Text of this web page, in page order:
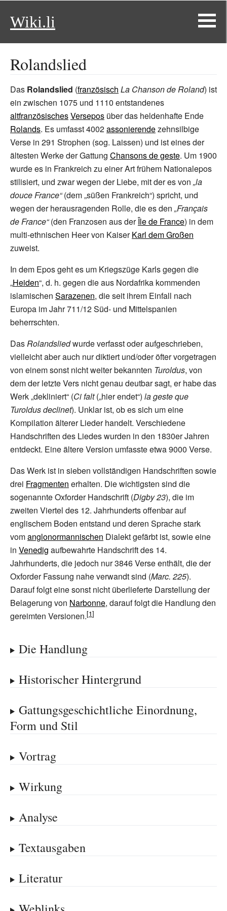
Wiki.li
Rolandslied
Das Rolandslied (französisch La Chanson de Roland) ist
ein zwischen 1075 und 1110 entstandenes
altfranzösischesVersepos über das heldenhafte Ende
Rolands. Es umfasst 4002assonierendezehnsilbige
Verse in 291 Strophen (sog. Laissen) und ist eines der
ältesten Werke der Gattung Chansons de geste. Um 1900
wurde es in Frankreich zu einer Art frühem Nationalepos
stilisiert, und zwar wegen der Liebe, mit der es von „la
douce France“(dem „süßen Frankreich“) spricht, und
wegen der herausragenden Rolle, die es den „Français
de France“(den Franzosen aus derÎle de France) in dem
multi-ethnischen Heer von KaiserKarl dem Großen
zuweist.
In dem Epos geht es um Kriegszüge Karls gegen die
„Heiden“, d. h. gegen die aus Nordafrika kommenden
islamischen Sarazenen, die seit ihrem Einfall nach
Europa im Jahr 711/12 Süd- und Mittelspanien
beherrschten.
DasRolandsliedwurde verfasst oder aufgeschrieben,
vielleicht aber auch nur diktiert und/oder öfter vorgetragen
von einem sonst nicht weiter bekannten Turoldus, von
dem der letzte Vers nicht genau deutbar sagt, er habe das
Werk „dekliniert“ (Ci falt(„hier endet“) la geste que
Turoldus declinet). Unklar ist, ob es sich um eine
Kompilation älterer Lieder handelt. Verschiedene
Handschriften des Liedes wurden in den 1830er Jahren
entdeckt. Eine ältere Version umfasste etwa 9000 Verse.
Das Werk ist in sieben vollständigen Handschriften sowie
drei Fragmenten erhalten. Die wichtigsten sind die
sogenannte Oxforder Handschrift (Digby 23), die im
zweiten Viertel des 12. Jahrhunderts offenbar auf
englischem Boden entstand und deren Sprache stark
vomanglonormannischen Dialekt gefärbt ist, sowie eine
in Venedig aufbewahrte Handschrift des 14.
Jahrhunderts, die jedoch nur 3846 Verse enthält, die der
Oxforder Fassung nahe verwandt sind (Marc. 225).
Darauf folgt eine sonst nicht überlieferte Darstellung der
Belagerung von Narbonne, darauf folgt die Handlung den
gereimten Versionen.
Die Handlung
Historischer Hintergrund
Gattungsgeschichtliche Einordnung,
Form und Stil
Vortrag
Wirkung
Analyse
Textausgaben
Literatur